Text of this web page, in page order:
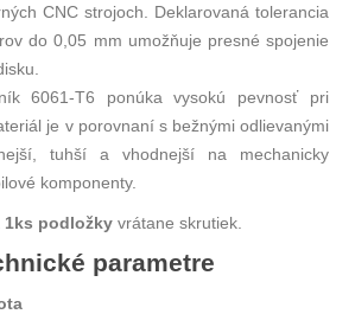
CNC strojoch. Deklarovaná tolerancia
do 0,05 mm umožňuje presné spojenie
6061‑T6 ponúka vysokú pevnosť pri
je v porovnaní s bežnými odlievanými
tuhší a vhodnejší na mechanicky
komponenty.
1ks podložkyvrátane skrutiek.
parametre